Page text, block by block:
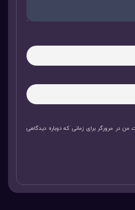
من در مرورگر برای زمانی که دوباره دیدگاهی